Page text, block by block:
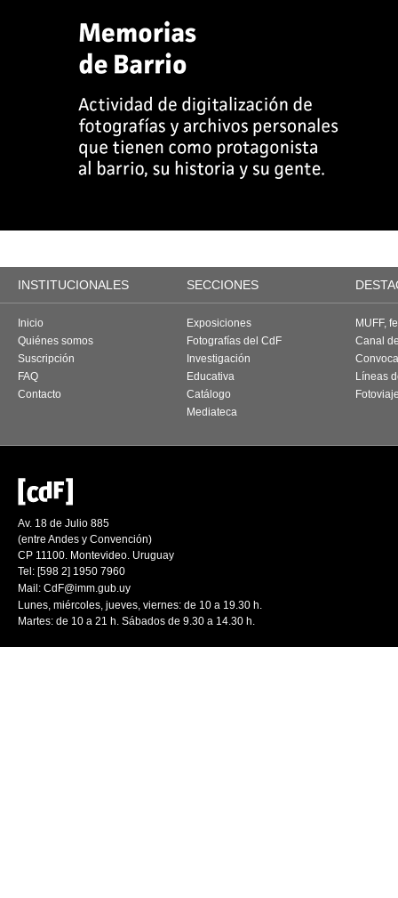
INSTITUCIONALES SECCIONES
Inicio
Quiénes somos
Suscripción
FAQ
Contacto
Exposiciones
Fotografías del CdF
Investigación
Educativa
Catálogo
Mediateca
MUFF,
Canal
Líneas
Av. 18 de Julio 885
(entre Andes y Convención)
CP 11100. Montevideo. Uruguay
Tel: [598 2] 1950 7960
Mail: CdF@imm.gub.uy
Lunes, miércoles, jueves, viernes: de 10 a 19.30 h.
Martes: de 10 a 21 h. Sábados de 9.30 a 14.30 h.